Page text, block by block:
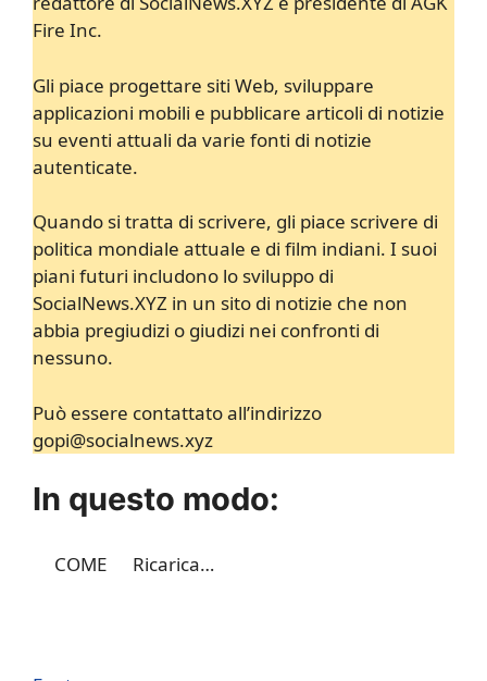
Fire Inc.
Gli piace progettare siti Web, sviluppare
applicazioni mobili e pubblicare articoli di notizie
su eventi attuali da varie fonti di notizie
autenticate.
Quando si tratta di scrivere, gli piace scrivere di
politica mondiale attuale e di film indiani. I suoi
piani futuri includono lo sviluppo di
SocialNews.XYZ in un sito di notizie che non
abbia pregiudizi o giudizi nei confronti di
nessuno.
Può essere contattato all’indirizzo
gopi@socialnews.xyz
In questo modo:
COME Ricarica…